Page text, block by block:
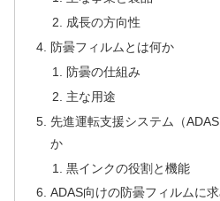
成長の方向性
防曇フィルムとは何か
防曇の仕組み
主な用途
先進運転支援システム（
か
黒インクの役割と機能
ADAS向けの防曇フィルムに